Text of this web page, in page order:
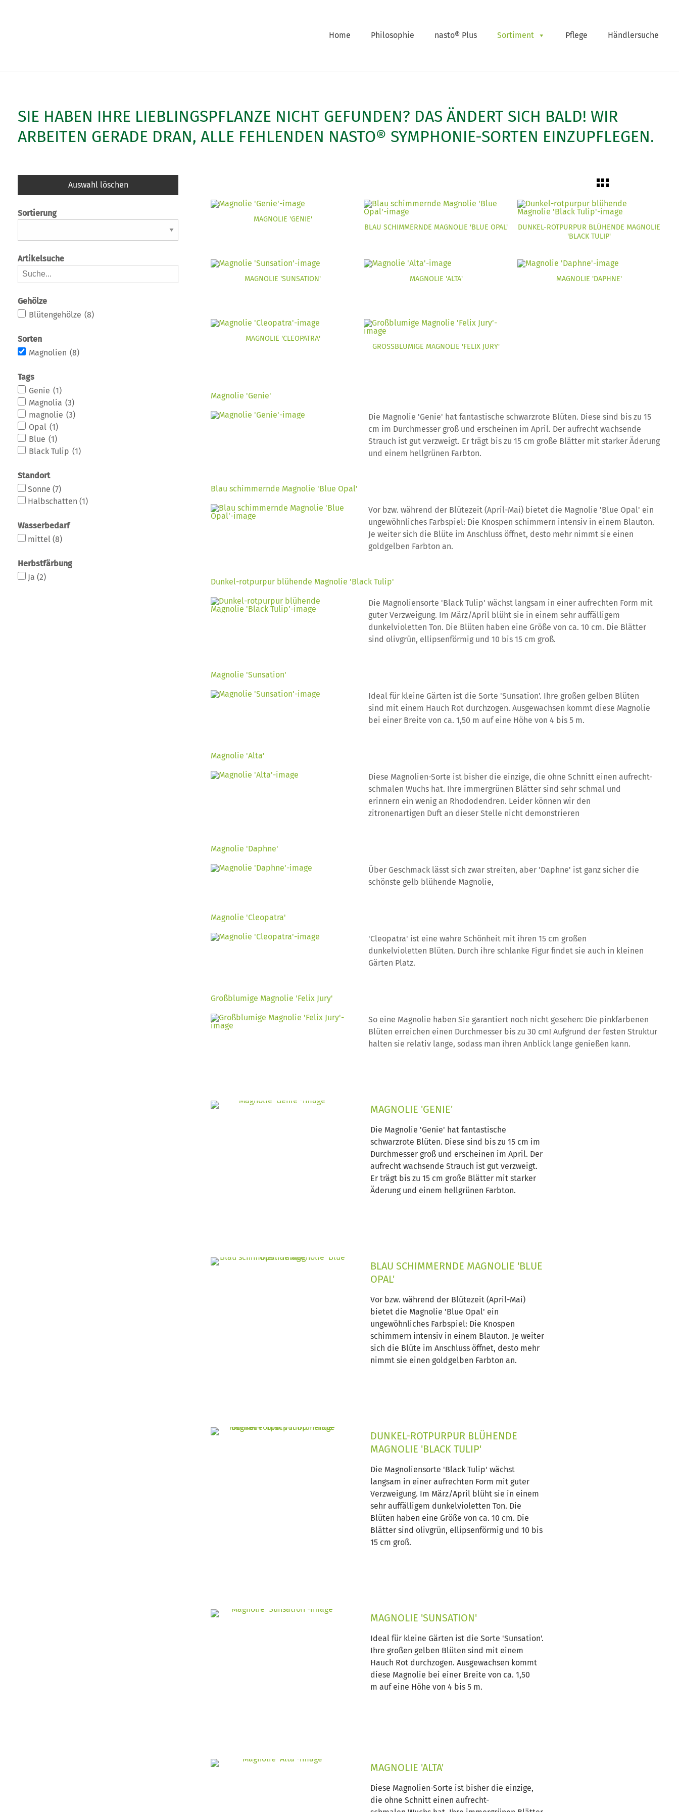
Home Philosophie nasto® Plus Sortiment Pflege Händlersuche
SIE HABEN IHRE LIEBLINGSPFLANZE NICHT GEFUNDEN? DAS ÄNDERT SICH BALD! WIR
ARBEITEN GERADE DRAN, ALLE FEHLENDEN NASTO® SYMPHONIE-SORTEN EINZUPFLEGEN.
Auswahl löschen
Sortierung
Artikelsuche
Gehölze
Blütengehölze (8)
Sorten
Magnolien (8)
Tags
Genie (1)
Magnolia (3)
magnolie (3)
Opal (1)
Blue (1)
Black Tulip (1)
Standort
Sonne (7)
Halbschatten (1)
Wasserbedarf
mittel (8)
Herbstfärbung
Ja (2)
MAGNOLIE 'GENIE'
BLAU SCHIMMERNDE MAGNOLIE 'BLUE OPAL'
DUNKEL-ROTPURPUR BLÜHENDE MAGNOLIE
'BLACK TULIP'
MAGNOLIE 'SUNSATION' MAGNOLIE 'ALTA' MAGNOLIE 'DAPHNE'
MAGNOLIE 'CLEOPATRA'
GROSSBLUMIGE MAGNOLIE 'FELIX JURY'
Magnolie 'Genie'
Die Magnolie 'Genie' hat fantastische schwarzrote Blüten. Diese sind bis zu 15
cm im Durchmesser groß und erscheinen im April. Der aufrecht wachsende
Strauch ist gut verzweigt. Er trägt bis zu 15 cm große Blätter mit starker Äderung
und einem hellgrünen Farbton.
Blau schimmernde Magnolie 'Blue Opal'
Vor bzw. während der Blütezeit (April-Mai) bietet die Magnolie 'Blue Opal' ein
ungewöhnliches Farbspiel: Die Knospen schimmern intensiv in einem Blauton.
Je weiter sich die Blüte im Anschluss öffnet, desto mehr nimmt sie einen
goldgelben Farbton an.
Dunkel-rotpurpur blühende Magnolie 'Black Tulip'
Die Magnoliensorte 'Black Tulip' wächst langsam in einer aufrechten Form mit
guter Verzweigung. Im März/April blüht sie in einem sehr auffälligem
dunkelvioletten Ton. Die Blüten haben eine Größe von ca. 10 cm. Die Blätter
sind olivgrün, ellipsenförmig und 10 bis 15 cm groß.
Magnolie 'Sunsation'
Ideal für kleine Gärten ist die Sorte 'Sunsation'. Ihre großen gelben Blüten
sind mit einem Hauch Rot durchzogen. Ausgewachsen kommt diese Magnolie
bei einer Breite von ca. 1,50 m auf eine Höhe von 4 bis 5 m.
Magnolie 'Alta'
Diese Magnolien-Sorte ist bisher die einzige, die ohne Schnitt einen aufrecht-
schmalen Wuchs hat. Ihre immergrünen Blätter sind sehr schmal und
erinnern ein wenig an Rhododendren. Leider können wir den
zitronenartigen Duft an dieser Stelle nicht demonstrieren
Magnolie 'Daphne'
Über Geschmack lässt sich zwar streiten, aber 'Daphne' ist ganz sicher die
schönste gelb blühende Magnolie,
Magnolie 'Cleopatra'
'Cleopatra' ist eine wahre Schönheit mit ihren 15 cm großen
dunkelvioletten Blüten. Durch ihre schlanke Figur findet sie auch in kleinen
Gärten Platz.
Großblumige Magnolie 'Felix Jury'
So eine Magnolie haben Sie garantiert noch nicht gesehen: Die pinkfarbenen
Blüten erreichen einen Durchmesser bis zu 30 cm! Aufgrund der festen Struktur
halten sie relativ lange, sodass man ihren Anblick lange genießen kann.
MAGNOLIE 'GENIE'
Die Magnolie 'Genie' hat fantastische
schwarzrote Blüten. Diese sind bis zu 15 cm im
Durchmesser groß und erscheinen im April. Der
aufrecht wachsende Strauch ist gut verzweigt.
Er trägt bis zu 15 cm große Blätter mit starker
Äderung und einem hellgrünen Farbton.
BLAU SCHIMMERNDE MAGNOLIE 'BLUE
OPAL'
Vor bzw. während der Blütezeit (April-Mai)
bietet die Magnolie 'Blue Opal' ein
ungewöhnliches Farbspiel: Die Knospen
schimmern intensiv in einem Blauton. Je weiter
sich die Blüte im Anschluss öffnet, desto mehr
nimmt sie einen goldgelben Farbton an.
DUNKEL-ROTPURPUR BLÜHENDE
MAGNOLIE 'BLACK TULIP'
Die Magnoliensorte 'Black Tulip' wächst
langsam in einer aufrechten Form mit guter
Verzweigung. Im März/April blüht sie in einem
sehr auffälligem dunkelvioletten Ton. Die
Blüten haben eine Größe von ca. 10 cm. Die
Blätter sind olivgrün, ellipsenförmig und 10 bis
15 cm groß.
MAGNOLIE 'SUNSATION'
Ideal für kleine Gärten ist die Sorte 'Sunsation'.
Ihre großen gelben Blüten sind mit einem
Hauch Rot durchzogen. Ausgewachsen kommt
diese Magnolie bei einer Breite von ca. 1,50
m auf eine Höhe von 4 bis 5 m.
MAGNOLIE 'ALTA'
Diese Magnolien-Sorte ist bisher die einzige,
die ohne Schnitt einen aufrecht-